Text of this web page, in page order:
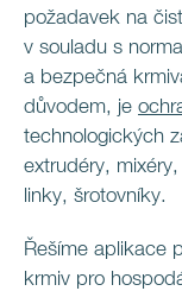
požadavek na
v souladu s
a bezpečná
důvodem, je
technologických
extrudéry,
linky, šrotovníky.
Řešíme aplikace
krmiv pro